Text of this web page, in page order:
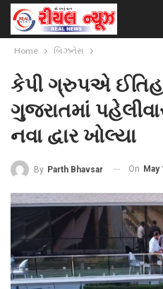
Home બિઝનેસ
કેપી ગ્રુપએ
ગુજરાતમાં
નવા દ્વાર ખોલ્યા
By Parth Bhavsar On May